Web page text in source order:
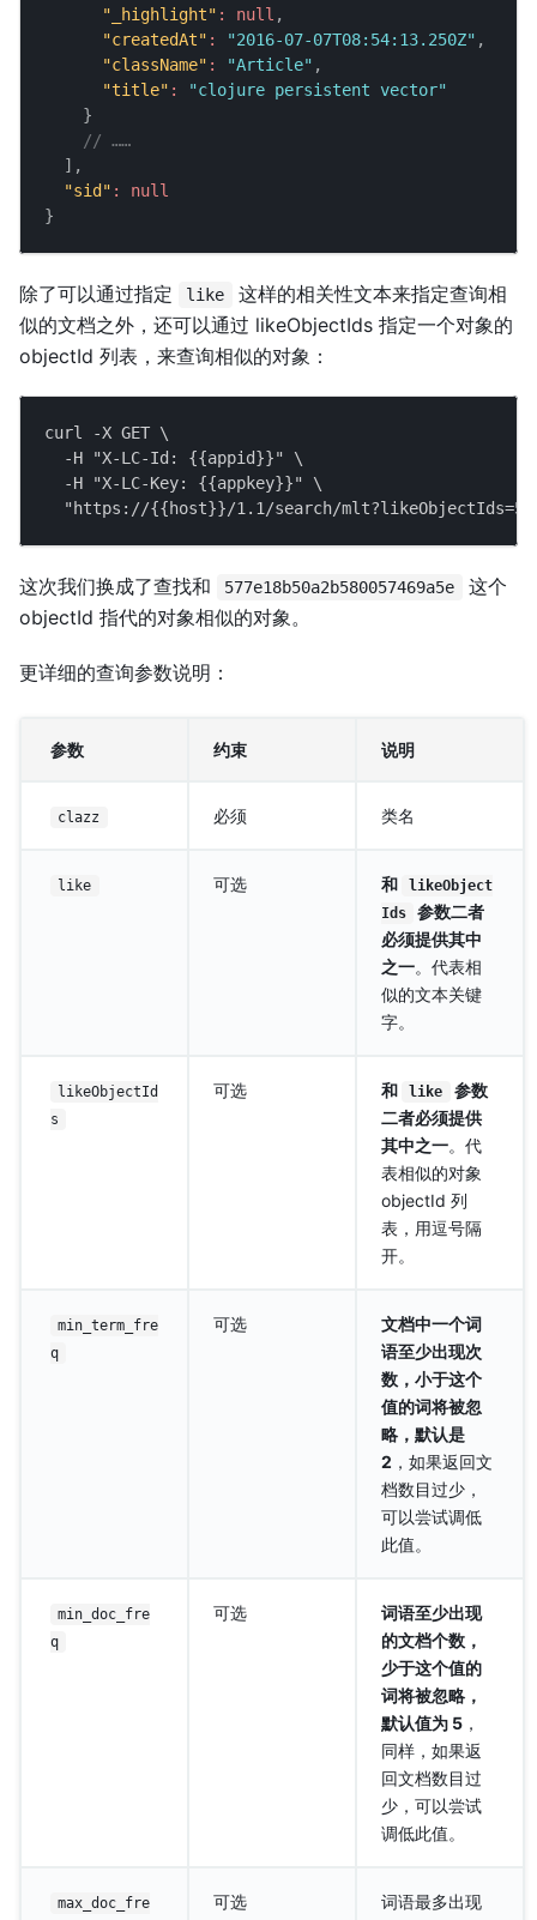
"_highlight" : null ,
"createdAt" : "2016-07-07T08:54:13.250Z" ,
"className" : "Article" ,
"title" :
"clojure persistent vector"
}
// ……
] ,
"sid" :
null
}
除了可以通过指定 like
这样的相关性文本来指定查询相
似的文档之外，还可以通过 likeObjectIds 指定一个对象的
objectId 列表，来查询相似的对象：
curl -X GET \
  -H "X-LC-Id: {{appid}}" \
  -H "X-LC-Key: {{appkey}}" \
"https://{{host}}/1.1/search/
这次我们换成了查找和 577e18b50a2b580057469a5e
这个
objectId 指代的对象相似的对象。
更详细的查询参数说明：
参数 约束 说明
clazz 必须 类名
like 可选 和
likeObject
Ids
参数二者
必须提供其中
之一。代表相
似的文本关键
字。
likeObjectId
s
可选 和 like
参数
二者必须提供
其中之一。代
表相似的对象
objectId 列
表，用逗号隔
开。
min_term_fre
q
可选
文档中一个词
语至少出现次
数，小于这个
值的词将被忽
略，默认是
2 ，如果返回文
档数目过少，
可以尝试调低
此值。
min_doc_fre
q
可选
词语至少出现
的文档个数，
少于这个值的
词将被忽略，
默认值为 5 ，
同样，如果返
回文档数目过
少，可以尝试
调低此值。
max_doc_fre 可选
词语最多出现